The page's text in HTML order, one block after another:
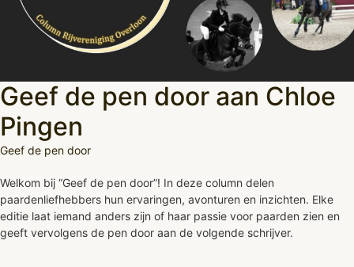
Geef de pen door aan Chloe
Pingen
Geef de pen door
Welkom bij “Geef de pen door”! In deze column delen
paardenliefhebbers hun ervaringen, avonturen en inzichten. Elke
editie laat iemand anders zijn of haar passie voor paarden zien en
geeft vervolgens de pen door aan de volgende schrijver.